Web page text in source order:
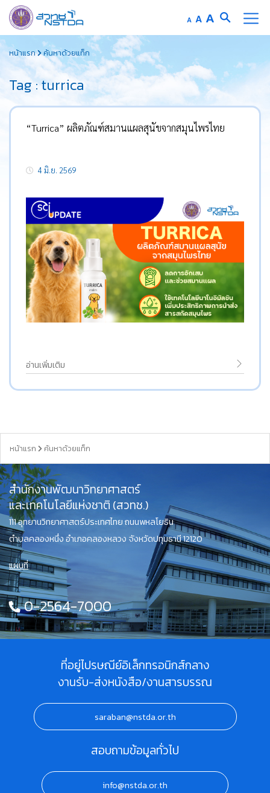
to
content
A Decrease
font
AReset
font
A Increase
font
หน้าแรก ค้นหาด้วยแท็ก
Tag : turrica
“Turrica” ผลิตภัณฑ์สมานแผลสุนัขจากสมุนไพรไทย
4 มิ.ย. 2569
อ่านเพิ่มเติม
หน้าแรก ค้นหาด้วยแท็ก
สำนักงานพัฒนาวิทยาศาสตร์
และเทคโนโลยีแห่งชาติ (สวทช.)
111 อุทยานวิทยาศาสตร์ประเทศไทย ถนนพหลโยธิน
ตำบลคลองหนึ่ง อำเภอคลองหลวง จังหวัดปทุมธานี 12120
แผนที่
0-2564-7000
ที่อยู่ไปรษณีย์อิเล็กทรอนิกส์กลาง
งานรับ-ส่งหนังสือ/งานสารบรรณ
saraban@nstda.or.th
สอบถามข้อมูลทั่วไป
info@nstda.or.th